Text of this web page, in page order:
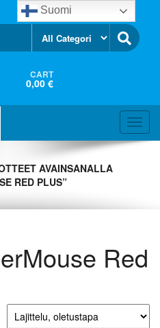
CART
0,00 €
AVAINSANALLA
RED PLUS”
Red
Suomi